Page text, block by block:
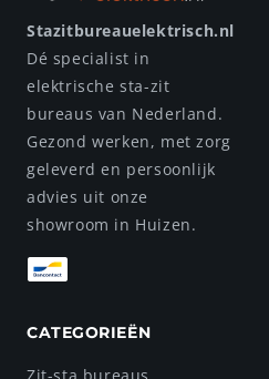
Stazitbureauelektrisch.nl
Dé specialist in
elektrische sta-zit
bureaus van Nederland.
Gezond werken, met zorg
geleverd en persoonlijk
advies uit onze
showroom in Huizen.
CATEGORIEËN